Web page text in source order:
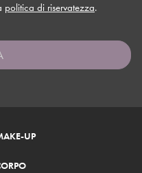
politica di riservatezza.
UP